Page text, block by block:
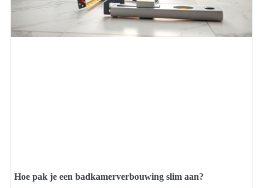
Hoe pak je een badkamerverbouwing slim aan?